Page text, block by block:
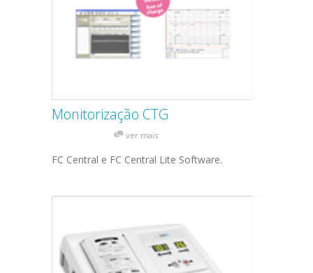
Monitorização CTG
ver mais
FC Central e FC Central Lite Software.